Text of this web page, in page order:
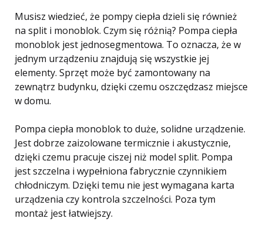
Musisz wiedzieć, że pompy ciepła dzieli się również
na split i monoblok. Czym się różnią? Pompa ciepła
monoblok jest jednosegmentowa. To oznacza, że w
jednym urządzeniu znajdują się wszystkie jej
elementy. Sprzęt może być zamontowany na
zewnątrz budynku, dzięki czemu oszczędzasz miejsce
w domu.
Pompa ciepła monoblok to duże, solidne urządzenie.
Jest dobrze zaizolowane termicznie i akustycznie,
dzięki czemu pracuje ciszej niż model split. Pompa
jest szczelna i wypełniona fabrycznie czynnikiem
chłodniczym. Dzięki temu nie jest wymagana karta
urządzenia czy kontrola szczelności. Poza tym
montaż jest łatwiejszy.